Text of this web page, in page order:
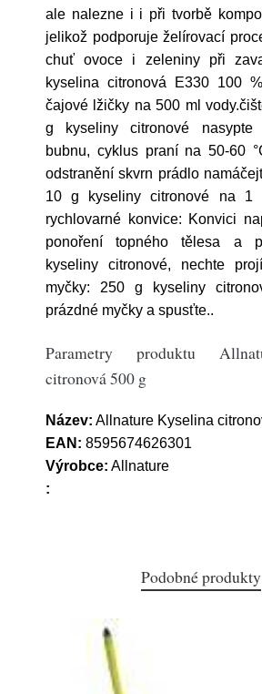
ale nalezne i i při tvorbě
jelikož podporuje želírovací
chuť ovoce i zeleniny při
kyselina citronová E330 100
čajové lžičky na 500 ml
g kyseliny citronové nasypte
bubnu, cyklus praní na 50-60
odstranění skvrn prádlo
10 g kyseliny citronové na 1
rychlovarné konvice: Konvici
ponoření topného tělesa a
kyseliny citronové, nechte
myčky: 250 g kyseliny
prázdné myčky a spusťte..
Parametry produktu
citronová 500 g
Název: Allnature Kyselina
EAN: 8595674626301
Výrobce: Allnature
:
Podobné produkty